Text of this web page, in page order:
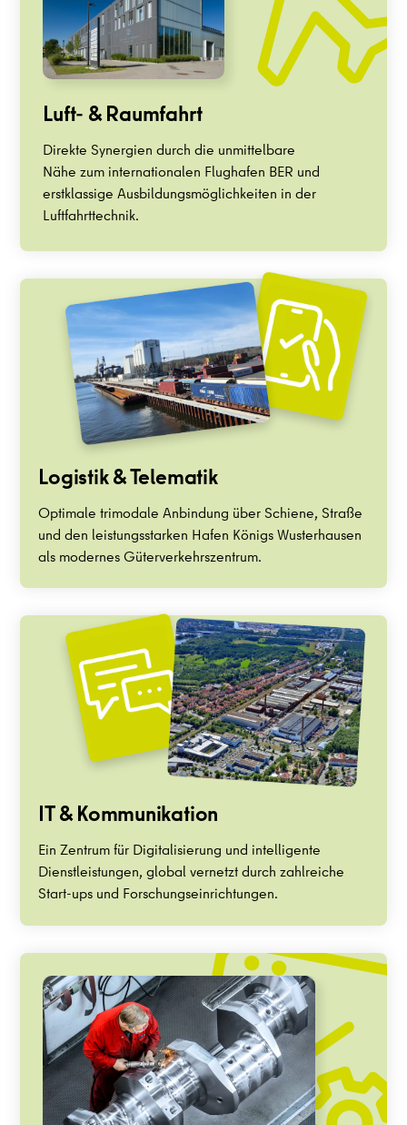
Luft- & Raumfahrt
Direkte Synergien durch die unmittelbare
Nähe zum internationalen Flughafen BER und
erstklassige Ausbildungsmöglichkeiten in der
Luftfahrttechnik.
Logistik & Telematik
Optimale trimodale Anbindung über Schiene, Straße
und den leistungsstarken Hafen Königs Wusterhausen
als modernes Güterverkehrszentrum.
IT & Kommunikation
Ein Zentrum für Digitalisierung und intelligente
Dienstleistungen, global vernetzt durch zahlreiche
Start-ups und Forschungseinrichtungen.